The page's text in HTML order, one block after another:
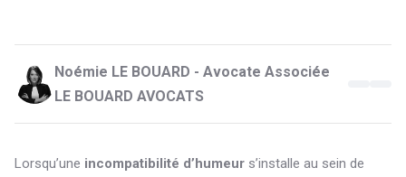
Noémie LE BOUARD - Avocate Associée
LE BOUARD AVOCATS
Lorsqu’une incompatibilité d’humeur s’installe au sein de